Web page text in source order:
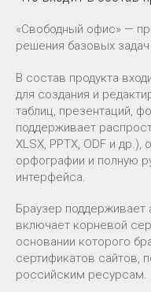
«Свободный офис» —
решения базовых
В состав продукта
для создания и
таблиц, презентаций,
поддерживает
XLSX, PPTX, ODF и
орфографии и полную
интерфейса.
Браузер
включает корневой
основании которого
сертификатов сайтов,
российским ресурсам.